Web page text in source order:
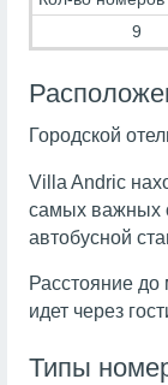
9
Городской
Villa Andric
самых важных
автобусной
Расстояние
идет через
Типы